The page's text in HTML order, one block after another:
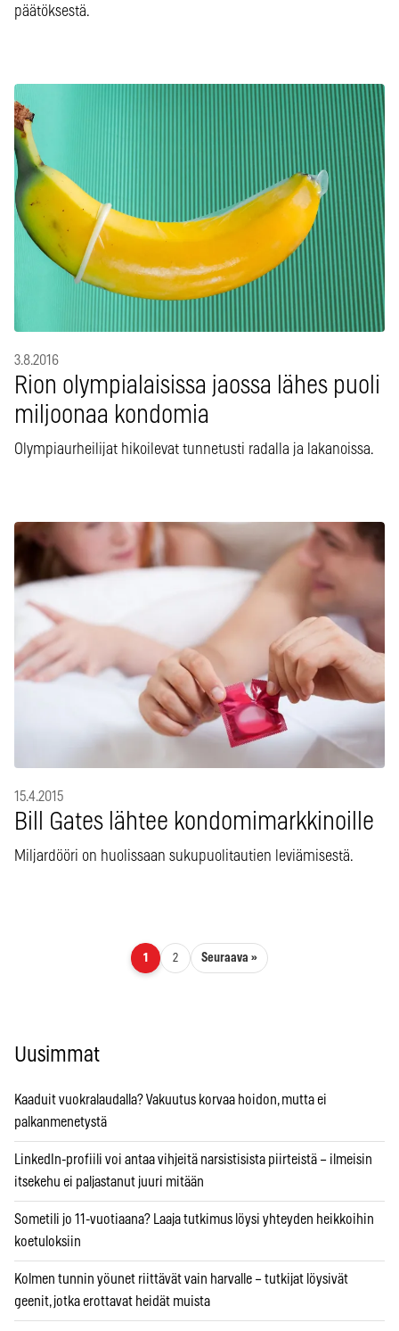
päätöksestä.
3.8.2016
Rion olympialaisissa jaossa lähes puoli
miljoonaa kondomia
Olympiaurheilijat hikoilevat tunnetusti radalla ja lakanoissa.
15.4.2015
Bill Gates lähtee kondomimarkkinoille
Miljardööri on huolissaan sukupuolitautien leviämisestä.
Artikkelien sivutus
1 2 Seuraava »
Uusimmat
Kaaduit vuokralaudalla? Vakuutus korvaa hoidon, mutta ei
palkanmenetystä
LinkedIn-profiili voi antaa vihjeitä narsistisista piirteistä – ilmeisin
itsekehu ei paljastanut juuri mitään
Sometili jo 11-vuotiaana? Laaja tutkimus löysi yhteyden heikkoihin
koetuloksiin
Kolmen tunnin yöunet riittävät vain harvalle – tutkijat löysivät
geenit, jotka erottavat heidät muista